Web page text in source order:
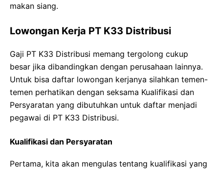
makan siang.
Lowongan Kerja PT K33 Distribusi
Gaji PT K33 Distribusi memang tergolong cukup
besar jika dibandingkan dengan perusahaan lainnya.
Untuk bisa daftar lowongan kerjanya silahkan temen-
temen perhatikan dengan seksama Kualifikasi dan
Persyaratan yang dibutuhkan untuk daftar menjadi
pegawai di PT K33 Distribusi.
Kualifikasi dan Persyaratan
Pertama, kita akan mengulas tentang kualifikasi yang